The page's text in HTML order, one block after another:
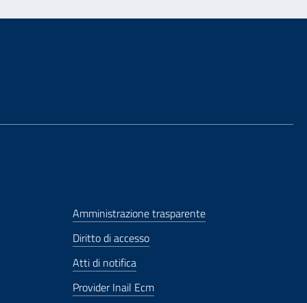
Amministrazione trasparente
Diritto di accesso
Atti di notifica
Provider Inail Ecm